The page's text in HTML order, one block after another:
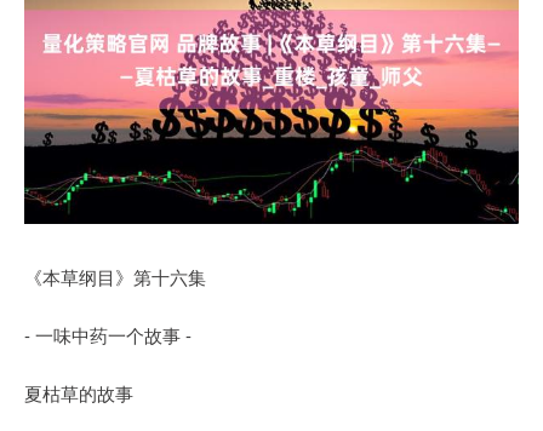
《本草纲目》第十六集
- 一味中药一个故事 -
夏枯草的故事